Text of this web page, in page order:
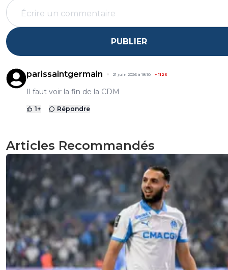
PUBLIER
parissaintgermain 21 juin 2026 à 18:10 +1126
Il faut voir la fin de la CDM
1+ Répondre
Articles Recommandés